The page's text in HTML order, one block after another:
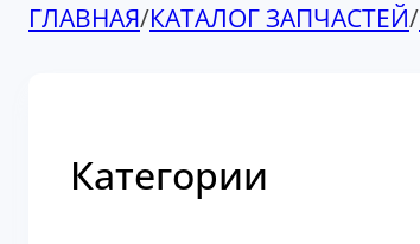
ГЛАВНАЯ/КАТАЛОГ ЗАПЧАСТЕЙ/
Категории